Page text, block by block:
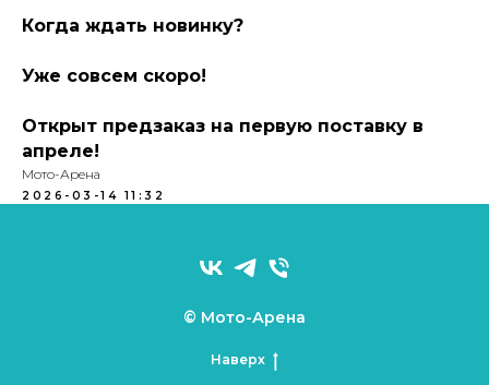
Когда ждать новинку?
Уже совсем скоро!
Открыт предзаказ на первую поставку в
апреле!
Мото-Арена
2026-03-14 11:32
© Мото-Арена
Наверх